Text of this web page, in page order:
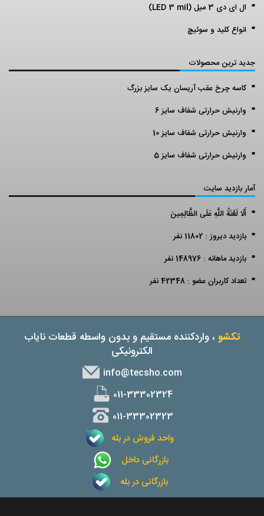
ال ای دی 3 میل (LED 3 mil)
انواع کلید و سوئیچ
جدید ترین محصولات
کاسه چرخ عقب آریسان یک سایز بزرگ
وارنیش حرارتی شفاف سایز 6
وارنیش حرارتی شفاف سایز 10
وارنیش حرارتی شفاف سایز 5
آمار بازدید سایت
أَلَا لَعْنَةُ اللَّهِ عَلَى الظَّالِمِينَ
بازدید دیروز : 11802 نفر
بازدید ماهانه : 148976 نفر
تعداد کاربران عضو : 42348 نفر
تکشو ، واردکننده مستقیم و بدون واسطه قطعات نایاب
الکترونیکی
info@tecsho.com
011-33302324
011-33302323
واحد فروش در بله
بازرگانی داخل
بازرگانی در بله